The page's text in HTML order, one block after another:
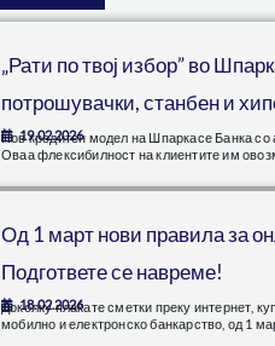
„Рати по твој избор” во
потрошувачки, станбен и
19.02.2026
Нов кредитен модел на Шпаркасе Банка со
Оваа флексибилност на клиентите им
Од 1 март нови правила за
Подгответе се навреме!
18.02.2026
Доколку плаќате сметки преку интернет,
мобилно и електронско банкарство, од 1